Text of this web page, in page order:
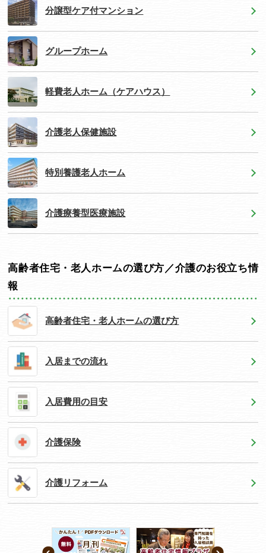
分譲型ケア付マンション
グループホーム
軽費老人ホーム（ケアハウス）
介護老人保健施設
特別養護老人ホーム
介護療養型医療施設
高齢者住宅・老人ホームの選び方／介護のお役立ち情
報
高齢者住宅・老人ホームの選び方
入居までの流れ
入居費用の目安
介護保険
介護リフォーム